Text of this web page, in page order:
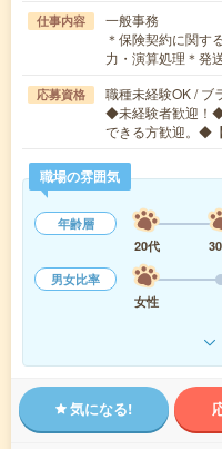
仕事内容
一般事務
＊保険契約に関す
力・演算処理＊発
応募資格
職種未経験OK / ブ
◆未経験者歓迎！
できる方歓迎。◆
職場の雰囲気
年齢層
20代
男女比率
女性
気になる!